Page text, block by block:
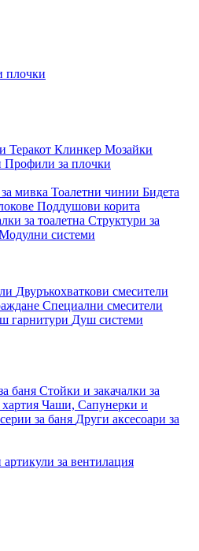
плочки
Теракот Клинкер Мозайки
Профили за плочки
мивка Тоалетни чинии Бидета
Поддушови корита
за тоалетна Структури за
системи
Двуръкохваткови смесители
Специални смесители
гарнитури Душ системи
баня Стойки и закачалки за
Чаши, Сапунерки и
за баня Други аксесоари за
артикули за вентилация